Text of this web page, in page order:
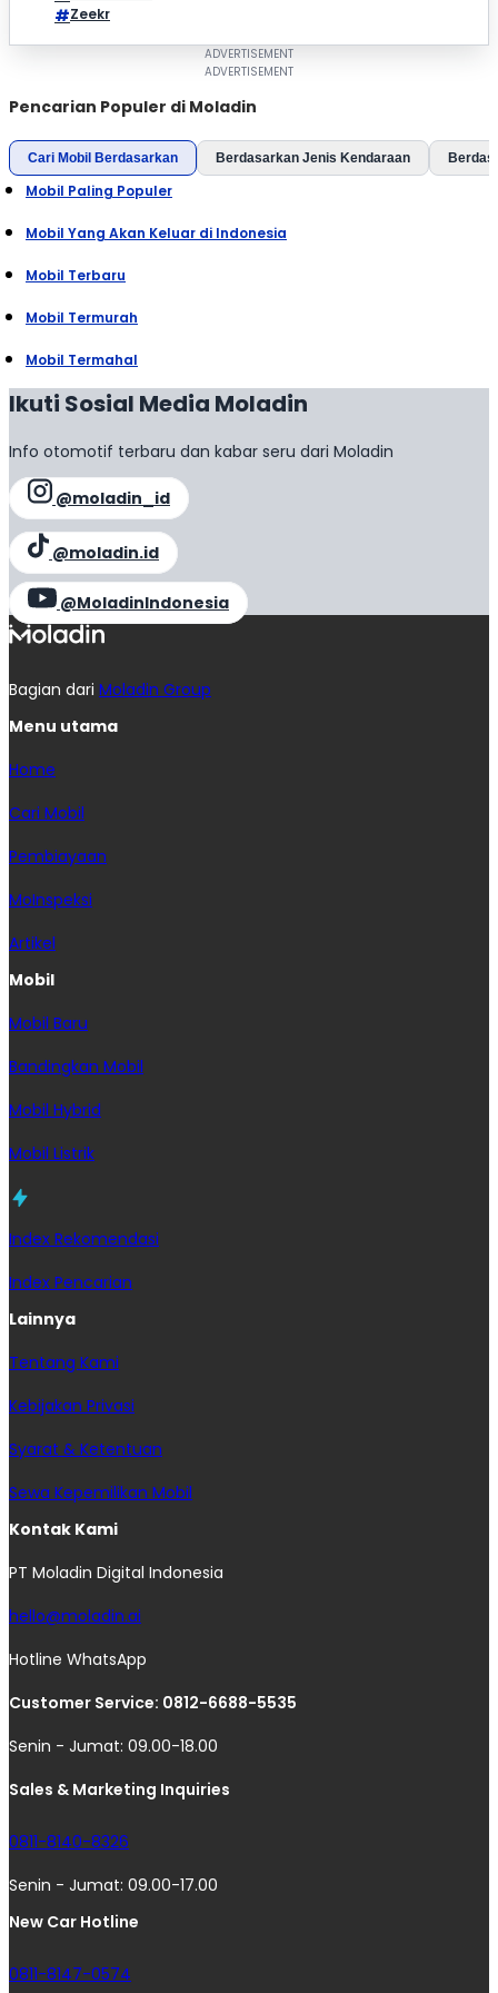
Zeekr
Pencarian Populer di Moladin
Cari Mobil Berdasarkan Berdasarkan Jenis Kendaraan
Mobil Paling Populer
Mobil Yang Akan Keluar di Indonesia
Mobil Terbaru
Mobil Termurah
Mobil Termahal
Ikuti Sosial Media Moladin
Info otomotif terbaru dan kabar seru dari Moladin
@moladin_id
@moladin.id
@MoladinIndonesia
Bagian dari Moladin Group
Menu utama
Home
Cari Mobil
Pembiayaan
MoInspeksi
Artikel
Mobil
Mobil Baru
Bandingkan Mobil
Mobil Hybrid
Mobil Listrik
Index Rekomendasi
Index Pencarian
Lainnya
Tentang Kami
Kebijakan Privasi
Syarat & Ketentuan
Sewa Kepemilikan Mobil
Kontak Kami
PT Moladin Digital Indonesia
hello@moladin.ai
Hotline WhatsApp
Customer Service: 0812-6688-5535
Senin - Jumat: 09.00-18.00
Sales & Marketing Inquiries
0811-8140-8326
Senin - Jumat: 09.00-17.00
New Car Hotline
0811-8147-0574